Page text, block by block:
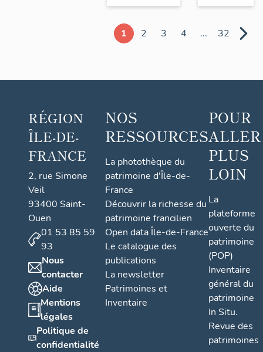
1 2 3 4 ... 32
RÉGION
ÎLE-DE-
FRANCE
2, rue Simone
Veil
93400 Saint-
Ouen
01 53 85 59
93
Nous
contacter
Aide
Mentions
légales
Politique de
confidentialité
NOS
RESSOURCES
La photothèque du
patrimoine d'Île-de-
France
Découvrir la richesse du
patrimoine francilien
Open data Île-de-France
Le catalogue des
publications
La newsletter
Patrimoines et
Inventaire
POUR
ALLER
PLUS
LOIN
La
plateforme
ouverte du
patrimoine
(POP)
Inventaire
général du
patrimoine
In Situ.
Revue des
patrimoines